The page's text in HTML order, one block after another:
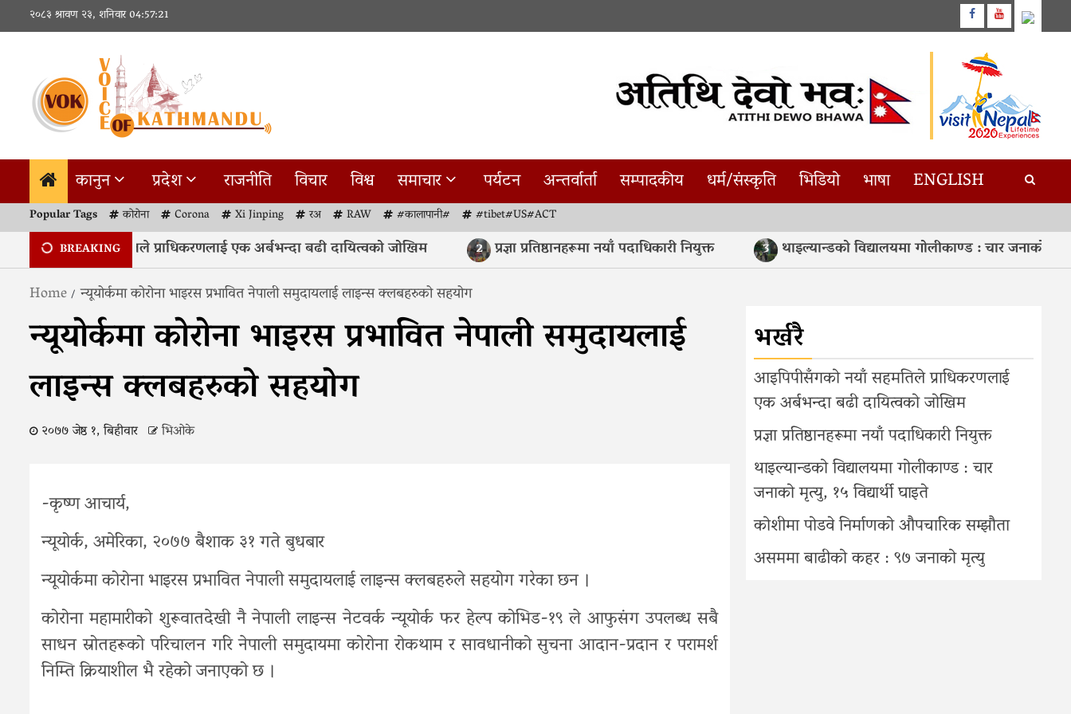
२०८३ श्रावण २३, शनिवार04:57:22 Facebook
Youtube
कानुन प्रदेश राजनीति विचार विश्व समाचार पर्यटन अन्तर्वार्ता सम्पादकीय धर्म/संस्कृति भिडियो भाषा ENGLISH
Popular Tags कोरोना Corona Xi Jinping रअ RAW #कालापानी#
#tibet#US#ACT
BREAKING
नयाँ सहमतिले प्राधिकरणलाई एक अर्बभन्दा बढी दायित्वको जोखिम प्रज्ञा प्रतिष्ठानहरूमा नयाँ पदाधिकारी नियुक्त
थाइल्यान्डको विद्यालयमा गोलीकाण्ड : चार जनाको मृत्यु,
Home न्यूयोर्कमा कोरोना भाइरस प्रभावित नेपाली समुदायलाई लाइन्स क्लबहरुको सहयोग
न्यूयोर्कमा कोरोना भाइरस प्रभावित नेपाली समुदायलाई
लाइन्स क्लबहरुको सहयोग
२०७७ जेष्ठ १, बिहीवार भिओके
-कृष्ण आचार्य,
न्यूयोर्क, अमेरिका, २०७७ बैशाक ३१ गते बुधबार
न्यूयोर्कमा कोरोना भाइरस प्रभावित नेपाली समुदायलाई लाइन्स क्लबहरुले सहयोग गरेका छन ।
कोरोना महामारीको शुरूवातदेखी नै नेपाली लाइन्स नेटवर्क न्यूयोर्क फर हेल्प कोभिड-१९ ले आफुसंग उपलब्ध सबै
साधन स्रोतहरूको परिचालन गरि नेपाली समुदायमा कोरोना रोकथाम र सावधानीको सुचना आदान-प्रदान र परामर्श
निम्ति क्रियाशील भै रहेको जनाएको छ ।
भर्खरै
आइपिपीसँगको नयाँ सहमतिले प्राधिकरणलाई
एक अर्बभन्दा बढी दायित्वको जोखिम
प्रज्ञा प्रतिष्ठानहरूमा नयाँ पदाधिकारी नियुक्त
थाइल्यान्डको विद्यालयमा गोलीकाण्ड : चार
जनाको मृत्यु, १५ विद्यार्थी घाइते
कोशीमा पोडवे निर्माणको औपचारिक सम्झौता
असममा बाढीको कहर : ९७ जनाको मृत्यु